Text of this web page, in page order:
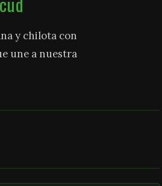
y chilota con
une a nuestra